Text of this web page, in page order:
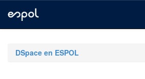
navigationDSpace en ESPOL